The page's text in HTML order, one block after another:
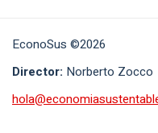
EconoSus ©2026
Director: Norberto Zocco